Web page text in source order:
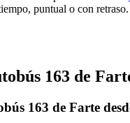
puntual o con
163 de
163 de Farte